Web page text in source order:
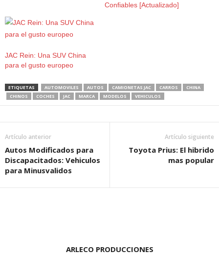
Confiables [Actualizado]
JAC Rein: Una SUV China
para el gusto europeo
ETIQUETAS AUTOMOVILES AUTOS CAMIONETAS JAC CARROS
CHINA
CHINOS
COCHES JAC MARCA MODELOS VEHICULOS
Artículo anterior
Autos Modificados para
Discapacitados: Vehiculos
para Minusvalidos
Artículo siguiente
Toyota Prius: El hibrido
mas popular
ARLECO PRODUCCIONES